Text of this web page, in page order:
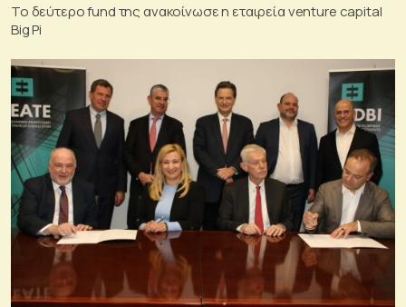
Το δεύτερο fund της ανακοίνωσε η εταιρεία venture capital
Big Pi